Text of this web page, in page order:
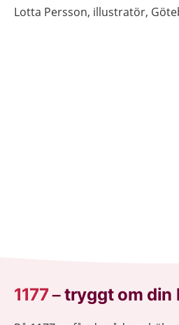
Lotta Persson, illustratör,
1177–tryggt om din